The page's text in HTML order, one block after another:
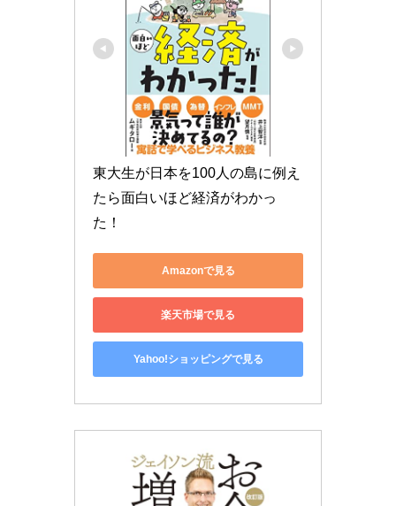
東大生が日本を100人の島に例え
たら面白いほど経済がわかっ
た！
Amazonで見る
楽天市場で見る
Yahoo!ショッピングで見る